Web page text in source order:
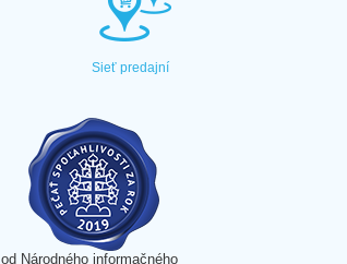
Sieť predajní
od Národného informačného